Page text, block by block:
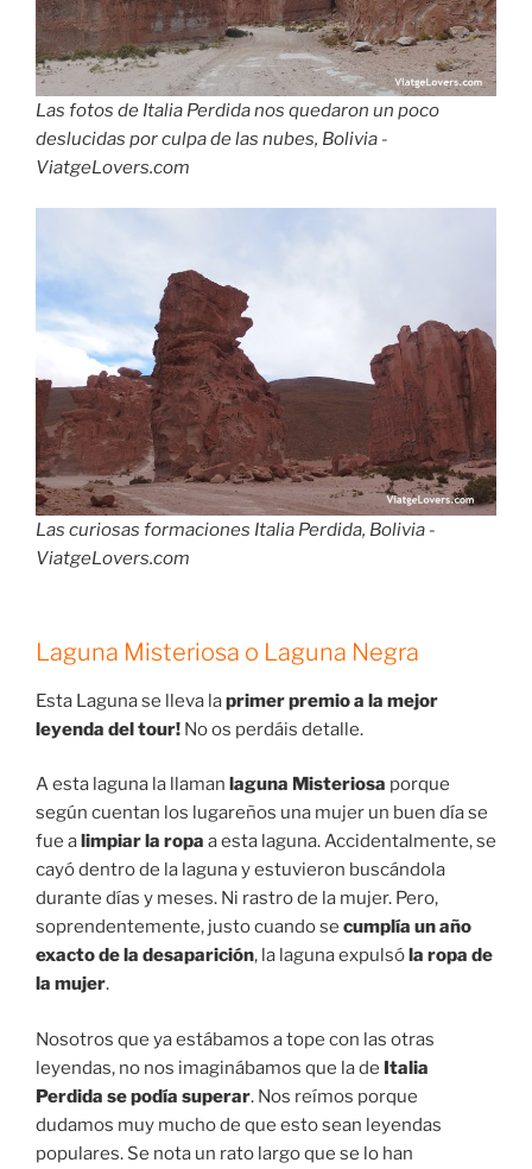
Las fotos de Italia Perdida nos quedaron un poco
deslucidas por culpa de las nubes, Bolivia -
ViatgeLovers.com
Las curiosas formaciones Italia Perdida, Bolivia -
ViatgeLovers.com
Laguna Misteriosa o Laguna Negra
Esta Laguna se lleva laprimer premio a la mejor
leyenda del tour! No os perdáis detalle.
A esta laguna la llaman laguna Misteriosa porque
según cuentan los lugareños una mujer un buen día se
fue alimpiar la ropa a esta laguna. Accidentalmente, se
cayó dentro de la laguna y estuvieron buscándola
durante días y meses. Ni rastro de la mujer. Pero,
soprendentemente, justo cuando se cumplía un año
exacto de la desaparición, la laguna expulsóla ropa de
la mujer.
Nosotros que ya estábamos a tope con las otras
leyendas, no nos imaginábamos que la de Italia
Perdida se podía superar. Nos reímos porque
dudamos muy mucho de que esto sean leyendas
populares. Se nota un rato largo que se lo han